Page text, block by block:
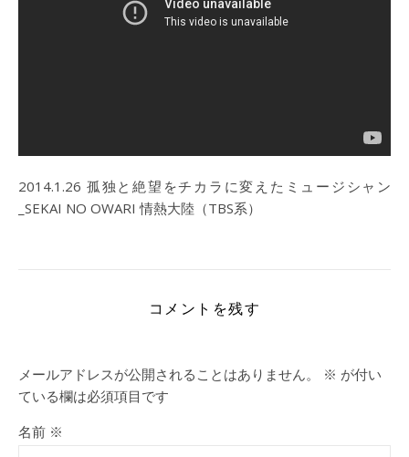
2014.1.26 孤独と絶望をチカラに変えたミュージシャン
_SEKAI NO OWARI 情熱大陸（TBS系）
コメントを残す
メールアドレスが公開されることはありません。 ※ が付い
ている欄は必須項目です
名前 ※